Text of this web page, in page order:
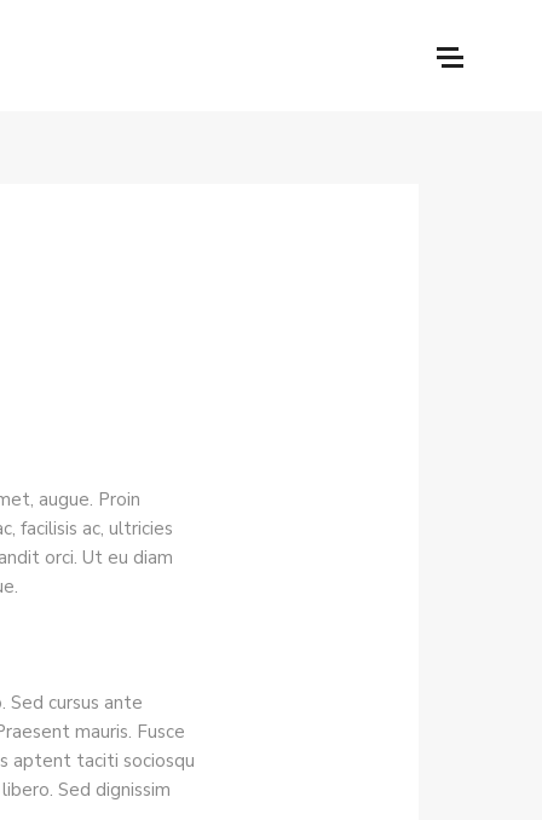
augue. Proin
facilisis ac, ultricies
orci. Ut eu diam
cursus ante
mauris. Fusce
aptent taciti sociosqu
Sed dignissim